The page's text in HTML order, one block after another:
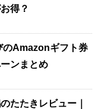
得？
のAmazonギフト券
ンまとめ
たたきレビュー｜